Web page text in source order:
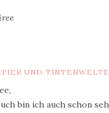
UND
bin ich auch schon